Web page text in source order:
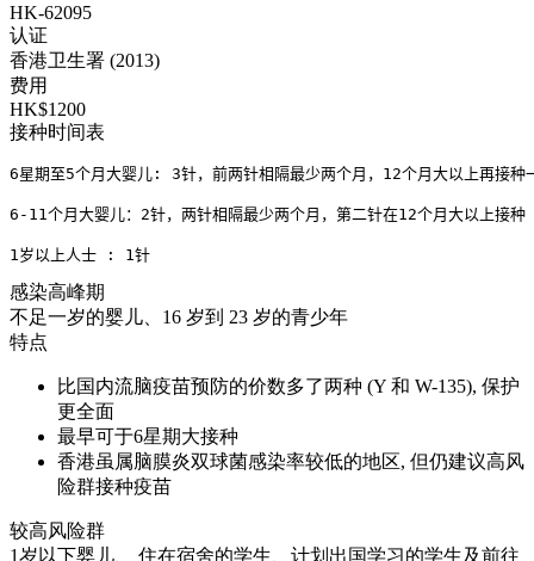
HK-62095
认证
香港卫生署 (2013)
费用
HK$1200
接种时间表
6星期至5个月大婴儿: 3针，前两针相隔最少两个月，12个月大以上再接种
6-11个月大婴儿：2针，两针相隔最少两个月，第二针在12个月大以上接种
1岁以上人士 : 1针
感染高峰期
不足一岁的婴儿、16 岁到 23 岁的青少年
特点
比国内流脑疫苗预防的价数多了两种 (Y 和 W-135), 保护
更全面
最早可于6星期大接种
香港虽属脑膜炎双球菌感染率较低的地区, 但仍建议高风
险群接种疫苗
较高风险群
1岁以下婴儿、 住在宿舍的学生、计划出国学习的学生及前往